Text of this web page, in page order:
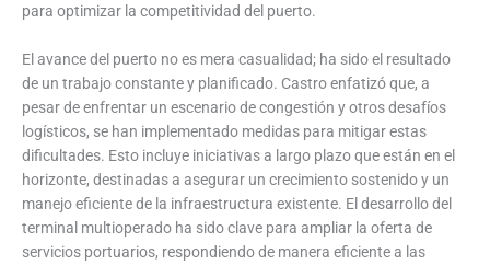
para optimizar la competitividad del puerto.
El avance del puerto no es mera casualidad; ha sido el resultado
de un trabajo constante y planificado. Castro enfatizó que, a
pesar de enfrentar un escenario de congestión y otros desafíos
logísticos, se han implementado medidas para mitigar estas
dificultades. Esto incluye iniciativas a largo plazo que están en el
horizonte, destinadas a asegurar un crecimiento sostenido y un
manejo eficiente de la infraestructura existente. El desarrollo del
terminal multioperado ha sido clave para ampliar la oferta de
servicios portuarios, respondiendo de manera eficiente a las